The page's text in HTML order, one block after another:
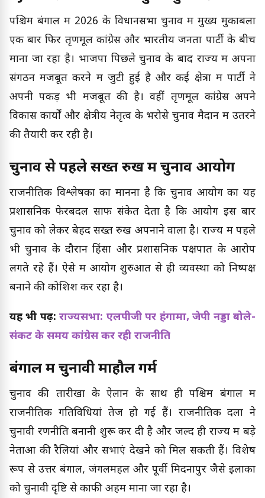
पश्चिम बंगाल में 2026 के विधानसभा चुनाव में मुख्य मुकाबला
एक बार फिर तृणमूल कांग्रेस और भारतीय जनता पार्टी के बीच
माना जा रहा है। भाजपा पिछले चुनाव के बाद राज्य में अपना
संगठन मजबूत करने में जुटी हुई है और कई क्षेत्रों में पार्टी ने
अपनी पकड़ भी मजबूत की है। वहीं तृणमूल कांग्रेस अपने
विकास कार्यों और क्षेत्रीय नेतृत्व के भरोसे चुनाव मैदान में उतरने
की तैयारी कर रही है।
चुनाव से पहले सख्त रुख में चुनाव आयोग
राजनीतिक विश्लेषकों का मानना है कि चुनाव आयोग का यह
प्रशासनिक फेरबदल साफ संकेत देता है कि आयोग इस बार
चुनाव को लेकर बेहद सख्त रुख अपनाने वाला है। राज्य में पहले
भी चुनाव के दौरान हिंसा और प्रशासनिक पक्षपात के आरोप
लगते रहे हैं। ऐसे में आयोग शुरुआत से ही व्यवस्था को निष्पक्ष
बनाने की कोशिश कर रहा है।
यह भी पढ़ें:राज्यसभा: एलपीजी पर हंगामा, जेपी नड्डा बोले-
संकट के समय कांग्रेस कर रही राजनीति
बंगाल में चुनावी माहौल गर्म
चुनाव की तारीखों के ऐलान के साथ ही पश्चिम बंगाल में
राजनीतिक गतिविधियां तेज हो गई हैं। राजनीतिक दलों ने
चुनावी रणनीति बनानी शुरू कर दी है और जल्द ही राज्य में बड़े
नेताओं की रैलियां और सभाएं देखने को मिल सकती हैं। विशेष
रूप से उत्तर बंगाल, जंगलमहल और पूर्वी मिदनापुर जैसे इलाकों
को चुनावी दृष्टि से काफी अहम माना जा रहा है।